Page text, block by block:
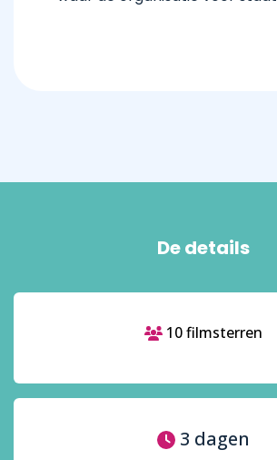
De details
10 filmsterren
3 dagen